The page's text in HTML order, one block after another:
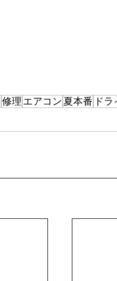
修理 エアコン 夏本番 ド